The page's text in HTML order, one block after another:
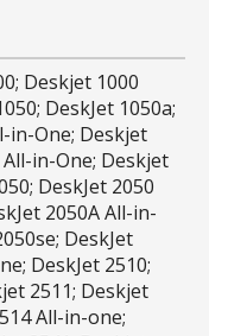
Deskjet 1000
DeskJet 1050a;
in-One; Deskjet
in-One; Deskjet
DeskJet 2050
2050A All-in-
DeskJet
DeskJet 2510;
2511; Deskjet
All-in-one;